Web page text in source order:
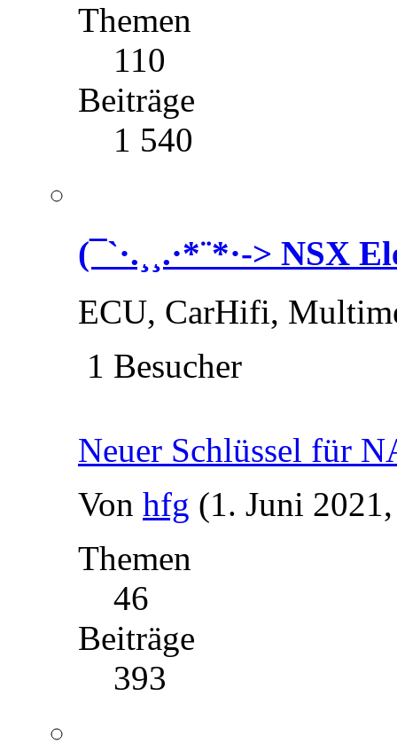
Themen
110
Beiträge
1 540
(¯`·.¸¸.·*¨*·-> NSX
ECU, CarHifi,
1 Besucher
Neuer Schlüssel für
Von hfg (1. Juni
Themen
46
Beiträge
393